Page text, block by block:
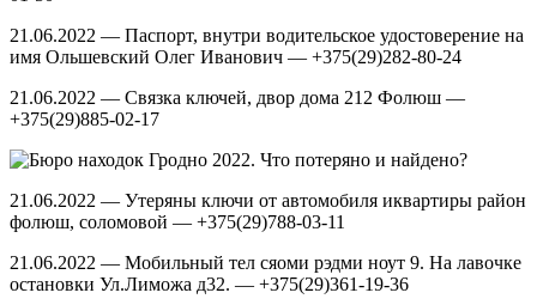
21.06.2022 — Паспорт, внутри водительское удостоверение на
имя Ольшевский Олег Иванович — +375(29)282-80-24
21.06.2022 — Связка ключей, двор дома 212 Фолюш —
+375(29)885-02-17
21.06.2022 — Утеряны ключи от автомобиля иквартиры район
фолюш, соломовой — +375(29)788-03-11
21.06.2022 — Мобильный тел сяоми рэдми ноут 9. На лавочке
остановки Ул.Лиможа д32. — +375(29)361-19-36